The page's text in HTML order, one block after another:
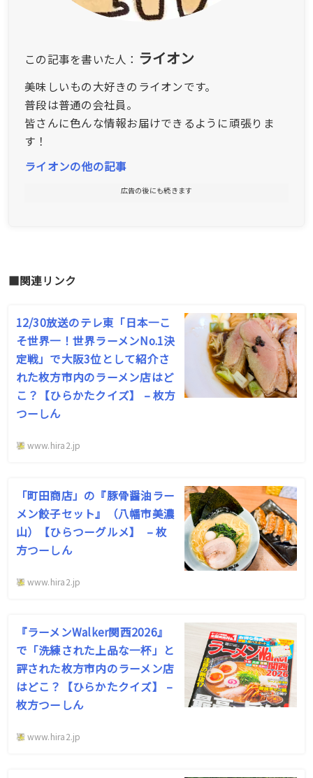
この記事を書いた人： ライオン
美味しいもの大好きのライオンです。
普段は普通の会社員。
皆さんに色んな情報お届けできるように頑張りま
す！
ライオンの他の記事
広告の後にも続きます
■関連リンク
12/30放送のテレ東「日本一こ
そ世界一！世界ラーメンNo.1決
定戦」で大阪3位として紹介さ
れた枚方市内のラーメン店はど
こ？【ひらかたクイズ】 – 枚方
つーしん
www.hira2.jp
「町田商店」の『豚骨醤油ラー
メン餃子セット』（八幡市美濃
山）【ひらつーグルメ】 – 枚
方つーしん
www.hira2.jp
『ラーメンWalker関西2026』
で「洗練された上品な一杯」と
評された枚方市内のラーメン店
はどこ？【ひらかたクイズ】 –
枚方つーしん
www.hira2.jp